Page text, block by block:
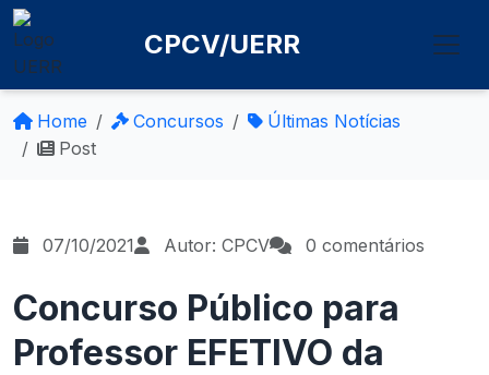
CPCV/UERR
Home Concursos
Últimas Notícias
Post
07/10/2021 Autor: CPCV 0 comentários
Concurso Público para
Professor EFETIVO da